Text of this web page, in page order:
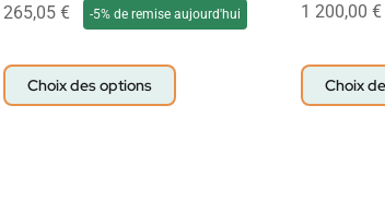
265,05 € -5% de remise aujourd'hui
Choix des options
1 200,00€
Choix